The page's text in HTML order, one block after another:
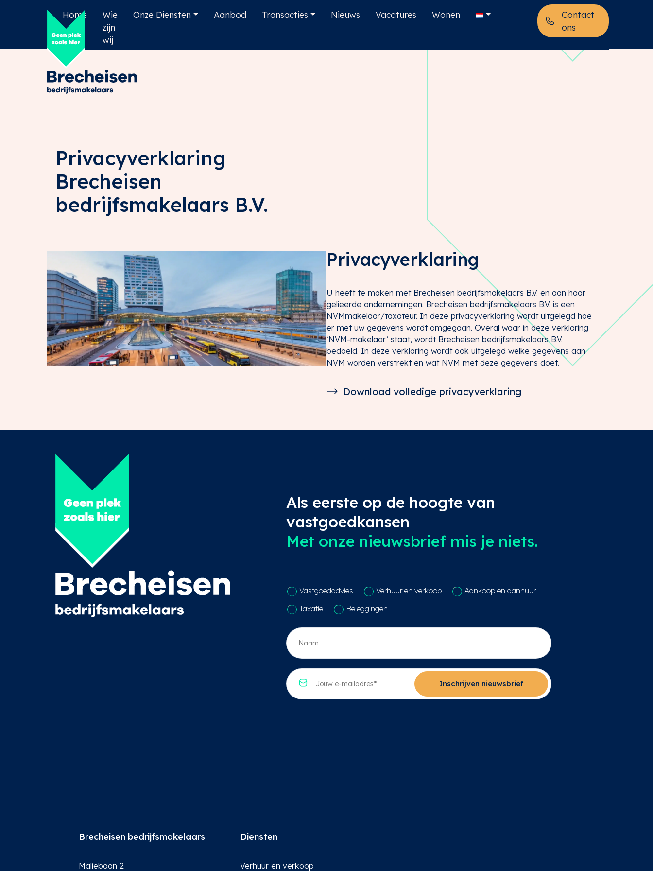
Home
Wie
zijn
wij
Onze Diensten Aanbod Transacties Nieuws Vacatures Wonen
Contact
ons
Privacyverklaring
Brecheisen
bedrijfsmakelaars B.V.
Privacyverklaring
U heeft te maken met Brecheisen bedrijfsmakelaars B.V. en aan haar
gelieerde ondernemingen. Brecheisen bedrijfsmakelaars B.V. is een
NVMmakelaar/taxateur. In deze privacyverklaring wordt uitgelegd hoe
er met uw gegevens wordt omgegaan. Overal waar in deze verklaring
‘NVM-makelaar’ staat, wordt Brecheisen bedrijfsmakelaars B.V.
bedoeld. In deze verklaring wordt ook uitgelegd welke gegevens aan
NVM worden verstrekt en wat NVM met deze gegevens doet.
Download volledige privacyverklaring
Als eerste op de hoogte van
vastgoedkansen
Met onze nieuwsbrief mis je niets.
C
o
n
t
c
t
k
u
z
e
Vastgoedadvies Verhuur en verkoop
Aankoop en aanhuur
Taxatie
Beleggingen
N
a
a
*
E
-
m
Inschrijven nieuwsbrief
Brecheisen bedrijfsmakelaars
Maliebaan 2
Diensten
Verhuur en verkoop